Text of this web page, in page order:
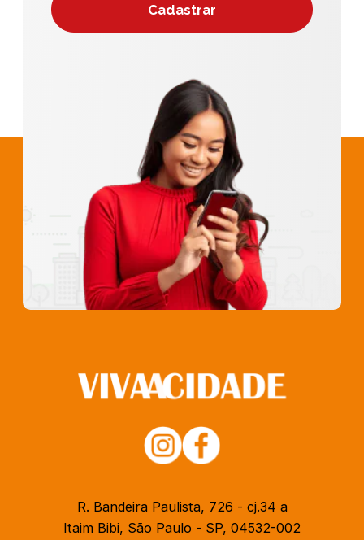
R. Bandeira Paulista, 726 - cj.34 a
Itaim Bibi, São Paulo - SP, 04532-002